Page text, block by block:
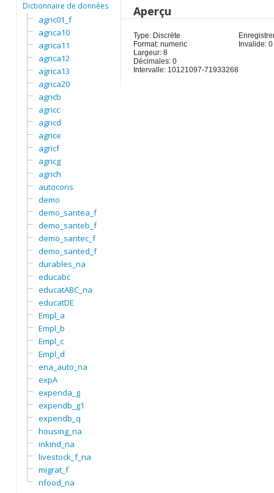
Dictionnaire de données
agric01_f
agrica10
agrica11
agrica12
agrica13
agrica20
agricb
agricc
agricd
agrice
agricf
agricg
agrich
autocons
demo
demo_santea_f
demo_santeb_f
demo_santec_f
demo_santed_f
durables_na
educabc
educatABC_na
educatDE
Empl_a
Empl_b
Empl_c
Empl_d
ena_auto_na
expA
expenda_g
expendb_g1
expendb_q
housing_na
inkind_na
livestock_f_na
migrat_f
nfood_na
Aperçu
Type: Discrète
Format: numeric
Largeur: 8
Décimales: 0
Intervalle: 10121097-71933268
Invalide: 0